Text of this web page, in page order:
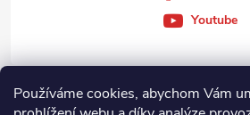
Používáme cookies, abychom Vám
Zákaznický servis
Youtube